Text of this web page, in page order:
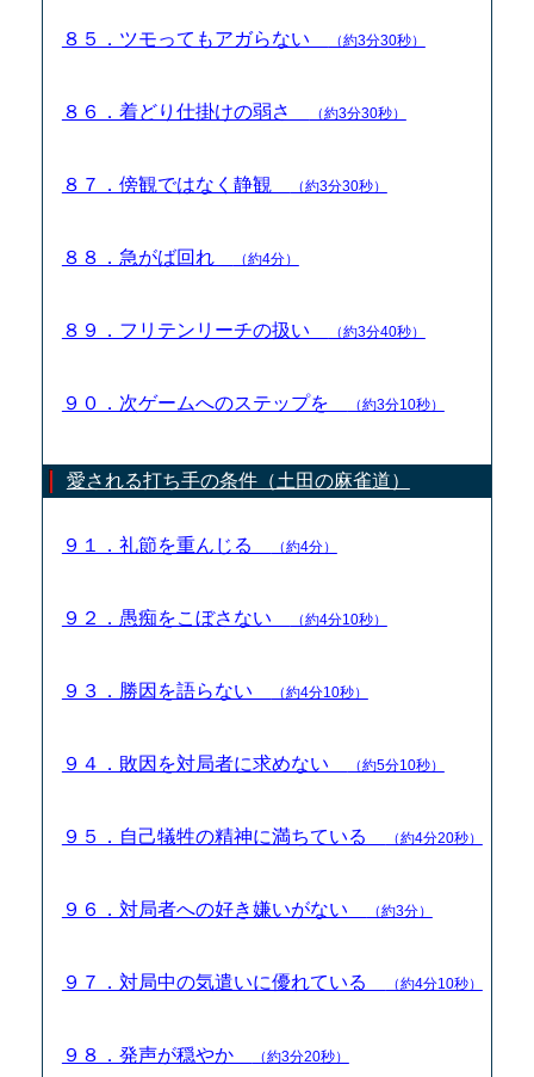
８５．ツモってもアガらない （約3分30秒）
８６．着どり仕掛けの弱さ （約3分30秒）
８７．傍観ではなく静観 （約3分30秒）
８８．急がば回れ （約4分）
８９．フリテンリーチの扱い （約3分40秒）
９０．次ゲームへのステップを （約3分10秒）
愛される打ち手の条件（土田の麻雀道）
９１．礼節を重んじる （約4分）
９２．愚痴をこぼさない （約4分10秒）
９３．勝因を語らない （約4分10秒）
９４．敗因を対局者に求めない （約5分10秒）
９５．自己犠牲の精神に満ちている （約4分20秒）
９６．対局者への好き嫌いがない （約3分）
９７．対局中の気遣いに優れている （約4分10秒）
９８．発声が穏やか （約3分20秒）